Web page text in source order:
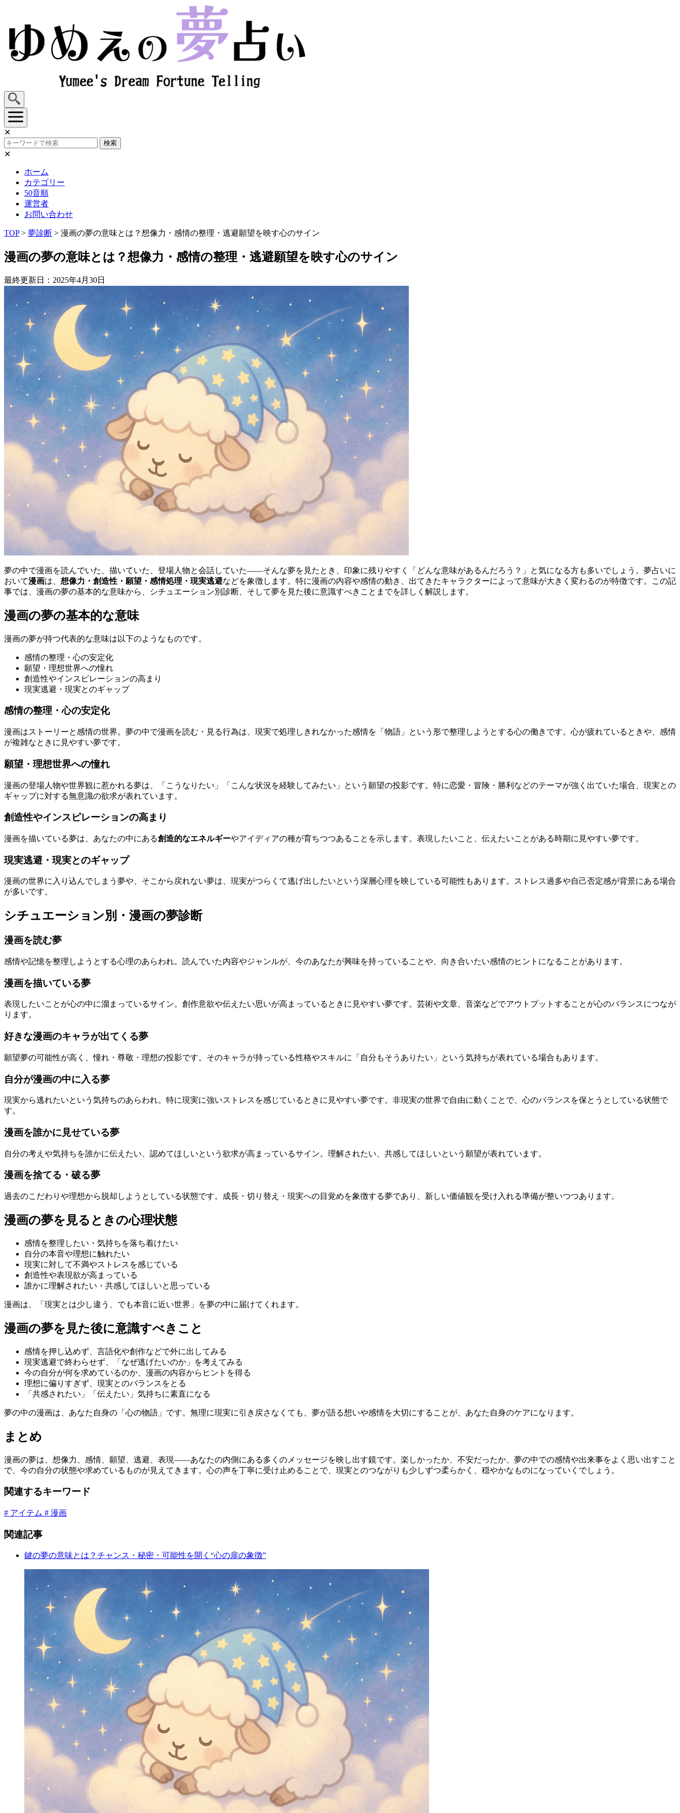
content
✕
検索
✕
ホーム
カテゴリー
50音順
運営者
お問い合わせ
TOP> 夢診断 > 漫画の夢の意味とは？想像力・感情の整理・逃避願望を映す心のサイン
漫画の夢の意味とは？想像力・感情の整理・逃避願望を映す心のサイン
最終更新日：2025年4月30日
夢の中で漫画を読んでいた、描いていた、登場人物と会話していた――そんな夢を見たとき、印象に残りやすく「どんな意味があるんだろう？」と気になる方も多いでしょう。夢占いに
おいて漫画は、 想像力・創造性・願望・感情処理・現実逃避などを象徴します。特に漫画の内容や感情の動き、出てきたキャラクターによって意味が大きく変わるのが特徴です。この記
事では、漫画の夢の基本的な意味から、シチュエーション別診断、そして夢を見た後に意識すべきことまでを詳しく解説します。
漫画の夢の基本的な意味
漫画の夢が持つ代表的な意味は以下のようなものです。
感情の整理・心の安定化
願望・理想世界への憧れ
創造性やインスピレーションの高まり
現実逃避・現実とのギャップ
感情の整理・心の安定化
漫画はストーリーと感情の世界。夢の中で漫画を読む・見る行為は、現実で処理しきれなかった感情を「物語」という形で整理しようとする心の働きです。心が疲れているときや、感情
が複雑なときに見やすい夢です。
願望・理想世界への憧れ
漫画の登場人物や世界観に惹かれる夢は、「こうなりたい」「こんな状況を経験してみたい」という願望の投影です。特に恋愛・冒険・勝利などのテーマが強く出ていた場合、現実との
ギャップに対する無意識の欲求が表れています。
創造性やインスピレーションの高まり
漫画を描いている夢は、あなたの中にある創造的なエネルギーやアイディアの種が育ちつつあることを示します。表現したいこと、伝えたいことがある時期に見やすい夢です。
現実逃避・現実とのギャップ
漫画の世界に入り込んでしまう夢や、そこから戻れない夢は、現実がつらくて逃げ出したいという深層心理を映している可能性もあります。ストレス過多や自己否定感が背景にある場合
が多いです。
シチュエーション別・漫画の夢診断
漫画を読む夢
感情や記憶を整理しようとする心理のあらわれ。読んでいた内容やジャンルが、今のあなたが興味を持っていることや、向き合いたい感情のヒントになることがあります。
漫画を描いている夢
表現したいことが心の中に溜まっているサイン。創作意欲や伝えたい思いが高まっているときに見やすい夢です。芸術や文章、音楽などでアウトプットすることが心のバランスにつなが
ります。
好きな漫画のキャラが出てくる夢
願望夢の可能性が高く、憧れ・尊敬・理想の投影です。そのキャラが持っている性格やスキルに「自分もそうありたい」という気持ちが表れている場合もあります。
自分が漫画の中に入る夢
現実から逃れたいという気持ちのあらわれ。特に現実に強いストレスを感じているときに見やすい夢です。非現実の世界で自由に動くことで、心のバランスを保とうとしている状態で
す。
漫画を誰かに見せている夢
自分の考えや気持ちを誰かに伝えたい、認めてほしいという欲求が高まっているサイン。理解されたい、共感してほしいという願望が表れています。
漫画を捨てる・破る夢
過去のこだわりや理想から脱却しようとしている状態です。成長・切り替え・現実への目覚めを象徴する夢であり、新しい価値観を受け入れる準備が整いつつあります。
漫画の夢を見るときの心理状態
感情を整理したい・気持ちを落ち着けたい
自分の本音や理想に触れたい
現実に対して不満やストレスを感じている
創造性や表現欲が高まっている
誰かに理解されたい・共感してほしいと思っている
漫画は、「現実とは少し違う、でも本音に近い世界」を夢の中に届けてくれます。
漫画の夢を見た後に意識すべきこと
感情を押し込めず、言語化や創作などで外に出してみる
現実逃避で終わらせず、「なぜ逃げたいのか」を考えてみる
今の自分が何を求めているのか、漫画の内容からヒントを得る
理想に偏りすぎず、現実とのバランスをとる
「共感されたい」「伝えたい」気持ちに素直になる
夢の中の漫画は、あなた自身の「心の物語」です。無理に現実に引き戻さなくても、夢が語る想いや感情を大切にすることが、あなた自身のケアになります。
まとめ
漫画の夢は、想像力、感情、願望、逃避、表現――あなたの内側にある多くのメッセージを映し出す鏡です。楽しかったか、不安だったか、夢の中での感情や出来事をよく思い出すこと
で、今の自分の状態や求めているものが見えてきます。心の声を丁寧に受け止めることで、現実とのつながりも少しずつ柔らかく、穏やかなものになっていくでしょう。
関連するキーワード
# アイテム # 漫画
関連記事
鍵の夢の意味とは？チャンス・秘密・可能性を開く“心の扉の象徴”